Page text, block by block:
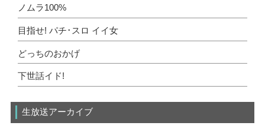
ノムラ100%
目指せ! パチ･スロ イイ女
どっちのおかげ
下世話イド!
生放送アーカイブ